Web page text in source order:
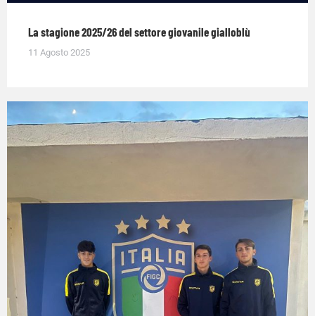
La stagione 2025/26 del settore giovanile gialloblù
11 Agosto 2025